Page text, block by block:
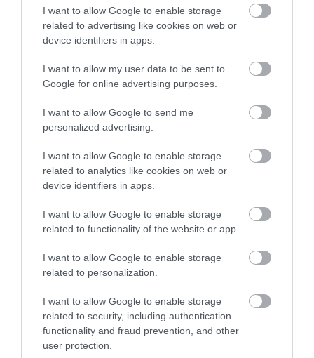
I want to allow Google to enable storage
related to advertising like cookies on web or
device identifiers in apps.
I want to allow my user data to be sent to
Google for online advertising purposes.
I want to allow Google to send me
personalized advertising.
I want to allow Google to enable storage
related to analytics like cookies on web or
device identifiers in apps.
I want to allow Google to enable storage
related to functionality of the website or app.
I want to allow Google to enable storage
related to personalization.
I want to allow Google to enable storage
related to security, including authentication
functionality and fraud prevention, and other
user protection.
PANNONHALMI
ARBORÉTUMBA
2026-08-04
KÖRNYÉKÉN: TERMÉSZET,
SZŐLŐ ÉS KOMLÓ
KIRÁNDULÁS A
GYÓGYNÖVÉNYKERTBE ÉS
ILLATMÚZEUMBA
2026-08-04
KIRÁNDULÁS A
PINCÉSZETÉBE